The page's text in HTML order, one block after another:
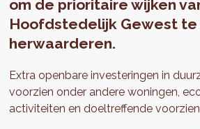
om de prioritaire wijken
Hoofdstedelijk Gewest te
herwaarderen.
Extra openbare investeringen in
voorzien onder andere woningen,
activiteiten en doeltreffende